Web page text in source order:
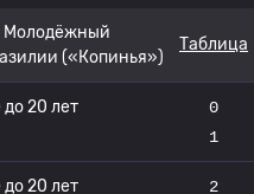
Молодёжный
(«Копинья»)
Таблица
20 лет
0
1
20 лет
2